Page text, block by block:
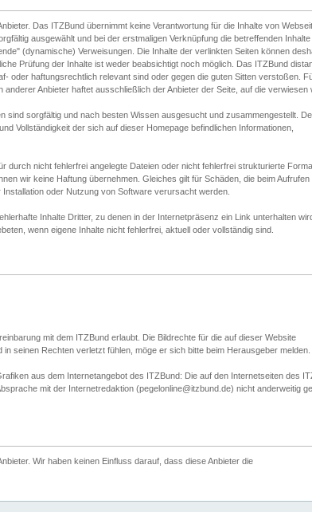
Das ITZBund übernimmt keine Verantwortung für die Inhalte von
ausgewählt und bei der erstmaligen Verknüpfung die betreffenden Inhalte
(dynamische) Verweisungen. Die Inhalte der verlinkten Seiten können
Prüfung der Inhalte ist weder beabsichtigt noch möglich. Das ITZBund
oder haftungsrechtlich relevant sind oder gegen die guten Sitten verstoßen.
Anbieter haftet ausschließlich der Anbieter der Seite, auf die verwiesen
sind sorgfältig und nach besten Wissen ausgesucht und zusammengestellt.
Vollständigkeit der sich auf dieser Homepage befindlichen Informationen,
durch nicht fehlerfrei angelegte Dateien oder nicht fehlerfrei strukturierte
wir keine Haftung übernehmen. Gleiches gilt für Schäden, die beim Aufrufen
oder Nutzung von Software verursacht werden.
Inhalte Dritter, zu denen in der Internetpräsenz ein Link unterhalten
wenn eigene Inhalte nicht fehlerfrei, aktuell oder vollständig sind.
mit dem ITZBund erlaubt. Die Bildrechte für die auf dieser Website
seinen Rechten verletzt fühlen, möge er sich bitte beim Herausgeber melden.
aus dem Internetangebot des ITZBund: Die auf den Internetseiten des
mit der Internetredaktion (pegelonline@itzbund.de) nicht anderweitig
Wir haben keinen Einfluss darauf, dass diese Anbieter die